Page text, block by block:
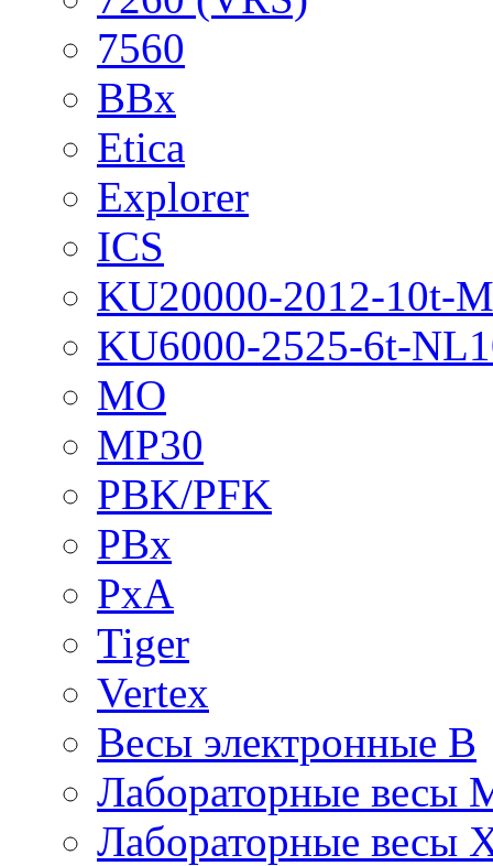
7560
BBx
Etica
Explorer
ICS
KU20000-2012-10t-
KU6000-2525-6t-
MO
MP30
PBK/PFK
PBx
PxA
Tiger
Vertex
Весы электронные B
Лабораторные весы
Лабораторные весы